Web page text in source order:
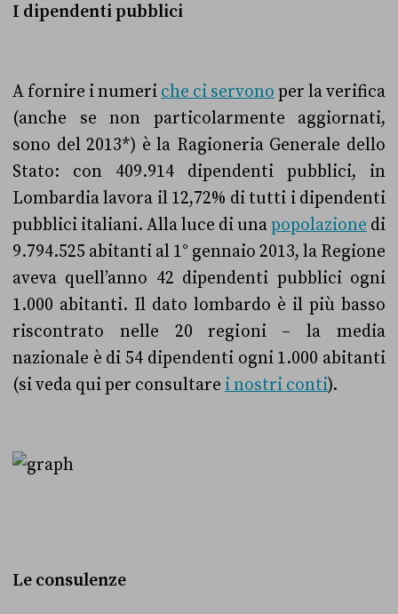
I dipendenti pubblici
A fornire i numeri che ci servono per la verifica
(anche se non particolarmente aggiornati,
sono del 2013*) è la Ragioneria Generale dello
Stato: con 409.914 dipendenti pubblici, in
Lombardia lavora il 12,72% di tutti i dipendenti
pubblici italiani. Alla luce di unapopolazione di
9.794.525 abitanti al 1° gennaio 2013, la Regione
aveva quell’anno 42 dipendenti pubblici ogni
1.000 abitanti. Il dato lombardo è il più basso
riscontrato nelle 20 regioni – la media
nazionale è di 54 dipendenti ogni 1.000 abitanti
(si veda qui per consultare i nostri conti).
Le consulenze